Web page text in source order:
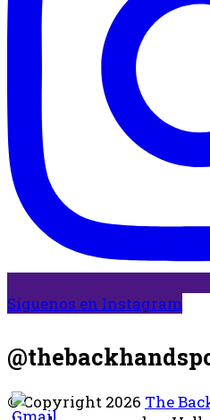
Síguenos en Instagram
© Copyright 2026 The